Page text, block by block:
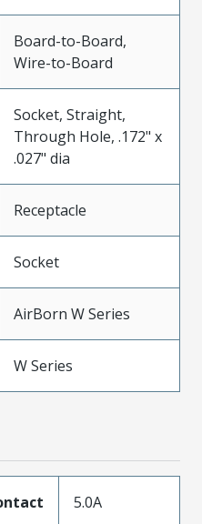
Board-to-Board,
Wire-to-Board
Socket, Straight,
Through Hole, .172" x
.027" dia
Receptacle
Socket
AirBorn W Series
W Series
5.0A